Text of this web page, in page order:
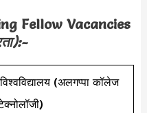
Fellow Vacancies
(अलगप्पा कॉलेज